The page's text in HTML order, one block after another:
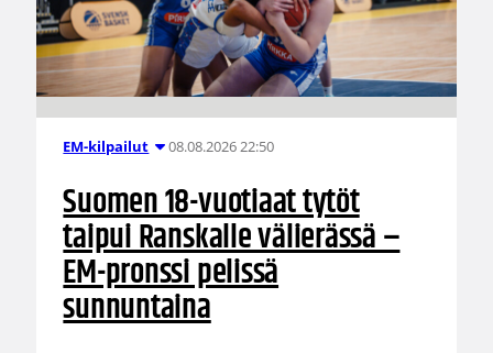
EM-kilpailut 08.08.2026 22:50
Suomen 18-vuotiaat tytöt
taipui Ranskalle välierässä –
EM-pronssi pelissä
sunnuntaina